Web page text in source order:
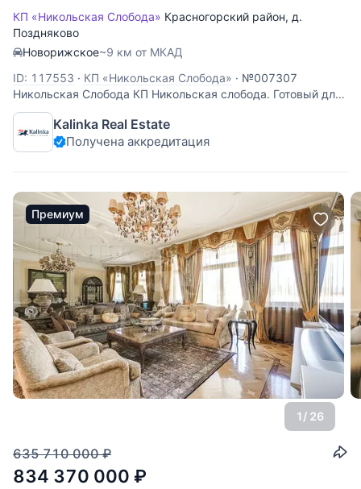
КП «Никольская Слобода» Красногорский район, д.
Поздняково
Новорижское~9 км от МКАД
ID: 117553 · КП «Никольская Слобода» · №007307
Никольская Слобода КП Никольская слобода. Готовый для
проживания дом в коттеджном поселке Никольская
слобода. Планировка дома: 1 этаж: холл, гардеробная,
гостевой с/у, кухня-столовая, гостиная с камином и
Kalinka Real Estate
Получена аккредитация
Премиум
1/ 26
635 710 000 ₽
834 370 000 ₽